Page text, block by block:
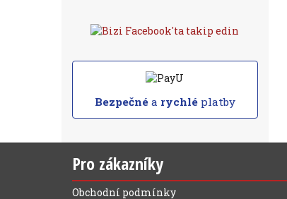
Bezpečnéa rychléplatby
Pro zákazníky
Obchodní podmínky